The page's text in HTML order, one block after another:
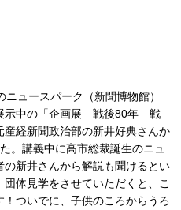
ュースパーク（新聞博物館）
示中の「企画展 戦後80年 戦
経新聞政治部の新井好典さんか
。講義中に高市総裁誕生のニュ
新井さんから解説も聞けるとい
体見学をさせていただくと、こ
ついでに、子供のころからうろ